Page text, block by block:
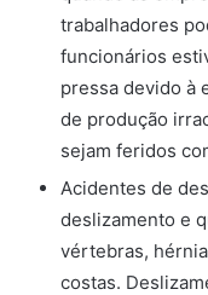
trabalhadores
funcionários
pressa devido à
de produção
sejam feridos
Acidentes de
deslizamento e
vértebras,
costas.